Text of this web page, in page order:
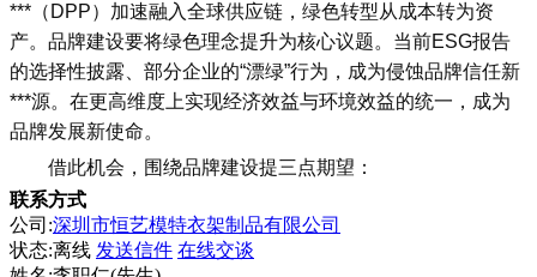
***（DPP）加速融入全球供应链，绿色转型从成本转为资
产。品牌建设要将绿色理念提升为核心议题。当前ESG报告
的选择性披露、部分企业的“漂绿”行为，成为侵蚀品牌信任新
***源。在更高维度上实现经济效益与环境效益的统一，成为
品牌发展新使命。
借此机会，围绕品牌建设提三点期望：
联系方式
公司:深圳市恒艺模特衣架制品有限公司
状态:离线 发送信件 在线交谈